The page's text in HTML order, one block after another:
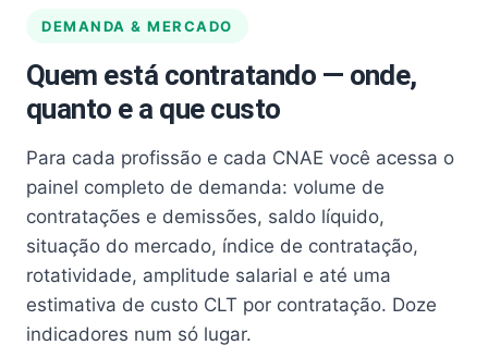
DEMANDA & MERCADO
Quem está contratando — onde,
quanto e a que custo
Para cada profissão e cada CNAE você acessa o
painel completo de demanda: volume de
contratações e demissões, saldo líquido,
situação do mercado, índice de contratação,
rotatividade, amplitude salarial e até uma
estimativa de custo CLT por contratação. Doze
indicadores num só lugar.